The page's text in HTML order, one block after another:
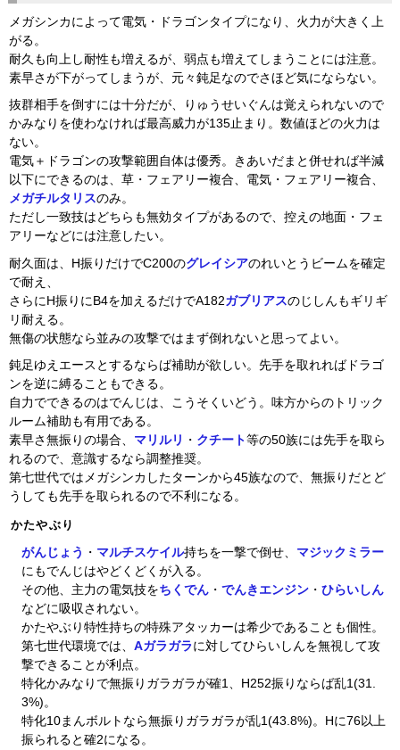
メガシンカによって電気・ドラゴンタイプになり、火力が大きく上
がる。
耐久も向上し耐性も増えるが、弱点も増えてしまうことには注意。
素早さが下がってしまうが、元々鈍足なのでさほど気にならない。
抜群相手を倒すには十分だが、りゅうせいぐんは覚えられないので
かみなりを使わなければ最高威力が135止まり。数値ほどの火力は
ない。
電気＋ドラゴンの攻撃範囲自体は優秀。きあいだまと併せれば半減
以下にできるのは、草・フェアリー複合、電気・フェアリー複合、
メガチルタリスのみ。
ただし一致技はどちらも無効タイプがあるので、控えの地面・フェ
アリーなどには注意したい。
耐久面は、H振りだけでC200のグレイシアのれいとうビームを確定
で耐え、
さらにH振りにB4を加えるだけでA182ガブリアスのじしんもギリギ
リ耐える。
無傷の状態なら並みの攻撃ではまず倒れないと思ってよい。
鈍足ゆえエースとするならば補助が欲しい。先手を取れればドラゴ
ンを逆に縛ることもできる。
自力でできるのはでんじは、こうそくいどう。味方からのトリック
ルーム補助も有用である。
素早さ無振りの場合、 マリルリ ・ クチート等の50族には先手を取ら
れるので、意識するなら調整推奨。
第七世代ではメガシンカしたターンから45族なので、無振りだとど
うしても先手を取られるので不利になる。
かたやぶり
がんじょう ・ マルチスケイル持ちを一撃で倒せ、 マジックミラー
にもでんじはやどくどくが入る。
その他、主力の電気技をちくでん・ でんきエンジン・ ひらいしん
などに吸収されない。
かたやぶり特性持ちの特殊アタッカーは希少であることも個性。
第七世代環境では、 Aガラガラ に対してひらいしんを無視して攻
撃できることが利点。
特化かみなりで無振りガラガラが確1、H252振りならば乱1(31.
3%)。
特化10まんボルトなら無振りガラガラが乱1(43.8%)。Hに76以上
振られると確2になる。